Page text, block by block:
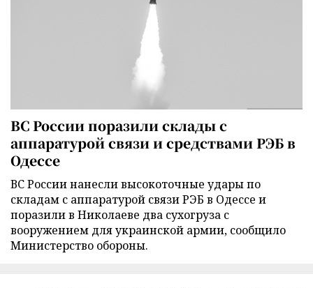
ВС России поразили склады с
аппаратурой связи и средствами РЭБ в
Одессе
ВС России нанесли высокоточные удары по
складам с аппаратурой связи РЭБ в Одессе и
поразили в Николаеве два сухогруза с
вооружением для украинской армии, сообщило
Министерство обороны.